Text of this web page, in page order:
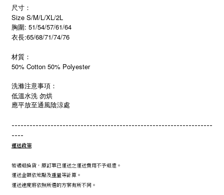
尺寸：
Size S/M/L/XL/2L
胸圍: 51/54/57/61/64
衣長:65/68/71/74/76
材質：
50% Cotton 50% Polyester
洗滌注意事項：
低溫水洗 勿烘
應平放至通風陰涼處
-------------------------------------------------------------------
----
運送政策
若遇退換貨，原訂單已運送之運送費用不予退還。
運送金額依地點及重量等計算。
運送速度將依照所選的方案有所不同。